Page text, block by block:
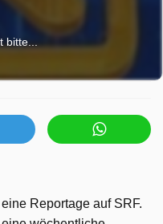
Reportage auf SRF.